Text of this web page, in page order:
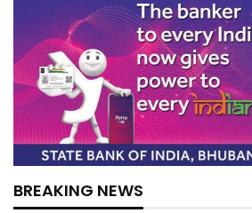
BREAKING NEWS